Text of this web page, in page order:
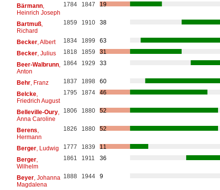
Bärmann,
Heinrich Joseph
1784 1847 19
Bartmuß,
Richard
1859 1910 38
Becker, Albert 1834 1899
63
Becker, Julius 1818 1859
31
Beer-Walbrunn,
Anton
1864 1929 33
Behr, Franz 1837 1898
60
Belcke,
Friedrich August
1795 1874 46
Belleville-Oury,
Anna Caroline
1806 1880 52
Berens
Hermann
1826 1880 52
Berger, Ludwig 1777 1839
11
Berger,
Wilhelm
1861 1911 36
Beyer, Johanna
Magdalena
1888 1944 9